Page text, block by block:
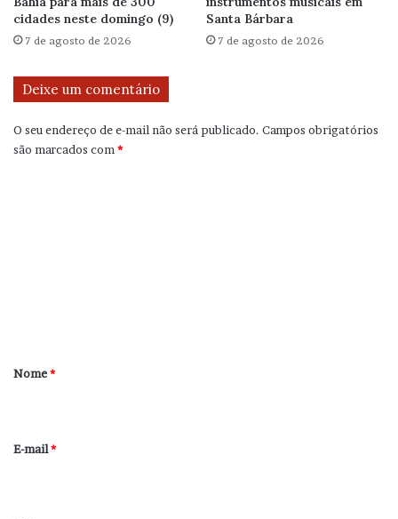
cidades neste domingo (9)
7 de agosto de 2026
Santa Bárbara
7 de agosto de 2026
Deixe um comentário
O seu endereço de e-mail não será publicado. Campos obrigatórios
são marcados com*
r
*
Nome*
E-mail*